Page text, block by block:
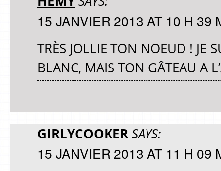
15 JANVIER 2013 AT 10 H 39
TRÈS JOLLIE TON NOEUD ! JE
BLANC, MAIS TON GÂTEAU A
GIRLYCOOKERSAYS:
15 JANVIER 2013 AT 11 H 09